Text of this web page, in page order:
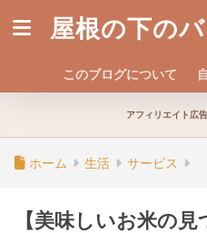
屋根の下の
このブログについて
アフィリエイト広
ホーム 生活 サービス
【美味しいお米の